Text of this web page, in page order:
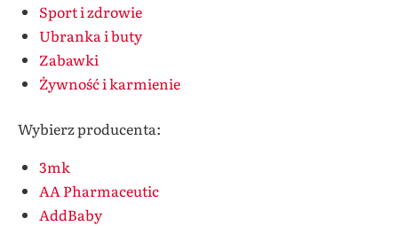
Sport i zdrowie
Ubranka i buty
Zabawki
Żywność i karmienie
Wybierz producenta:
3mk
AA Pharmaceutic
AddBaby